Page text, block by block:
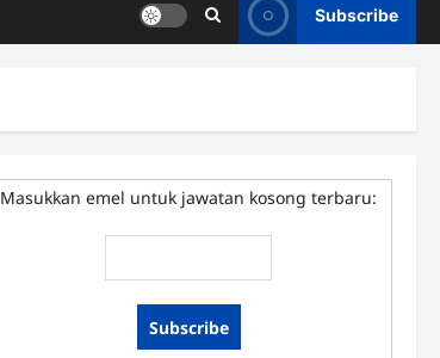
Subscribe
Masukkan emel untuk jawatan kosong terbaru: